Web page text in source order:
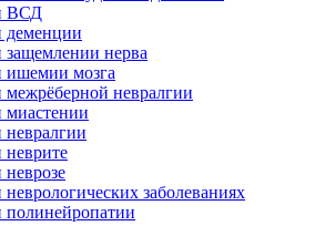
ВСД
деменции
нерва
ишемии мозга
невралгии
заболеваниях